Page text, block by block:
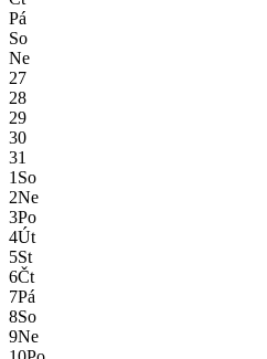
Pá
So
Ne
27
28
29
30
31
1So
2Ne
3Po
4Út
5St
6Čt
7Pá
8So
9Ne